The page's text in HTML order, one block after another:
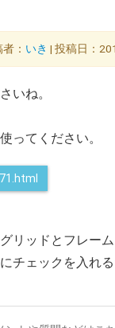
： いき | 投稿日：
いね。
ってください。
リッドとフレー
チェックを入れ